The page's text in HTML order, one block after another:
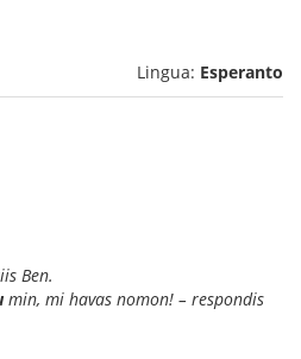
Lingua: Esperanto
Ben.
min, mi havas nomon! – respondis